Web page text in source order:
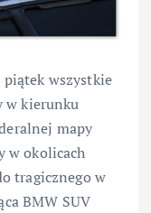
piątek wszystkie
w kierunku
mapy
w okolicach
tragicznego w
BMW SUV